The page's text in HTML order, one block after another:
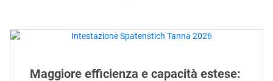
Maggiore efficienza e capacità estese: